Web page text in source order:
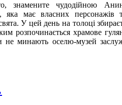
знамените чудодійною
яка має власних персонажів
У цей день на толоці
розпочинається храмове
минають оселю-музей